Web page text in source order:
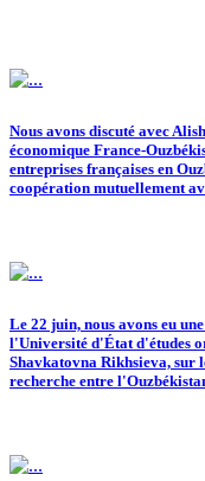
Nous avons discuté avec
économique France-
entreprises françaises en
coopération mutuellement
Le 22 juin, nous avons eu
l'Université d'État d'études
Shavkatovna Rikhsieva, sur
recherche entre